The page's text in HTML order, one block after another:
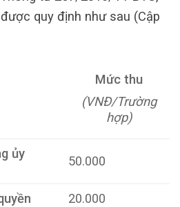
quy định như sau (Cập
Mức thu
(VNĐ/Trường
hợp)
ủy
50.000
20.000